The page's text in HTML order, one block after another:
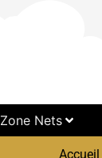
Zone Nets
Accueil